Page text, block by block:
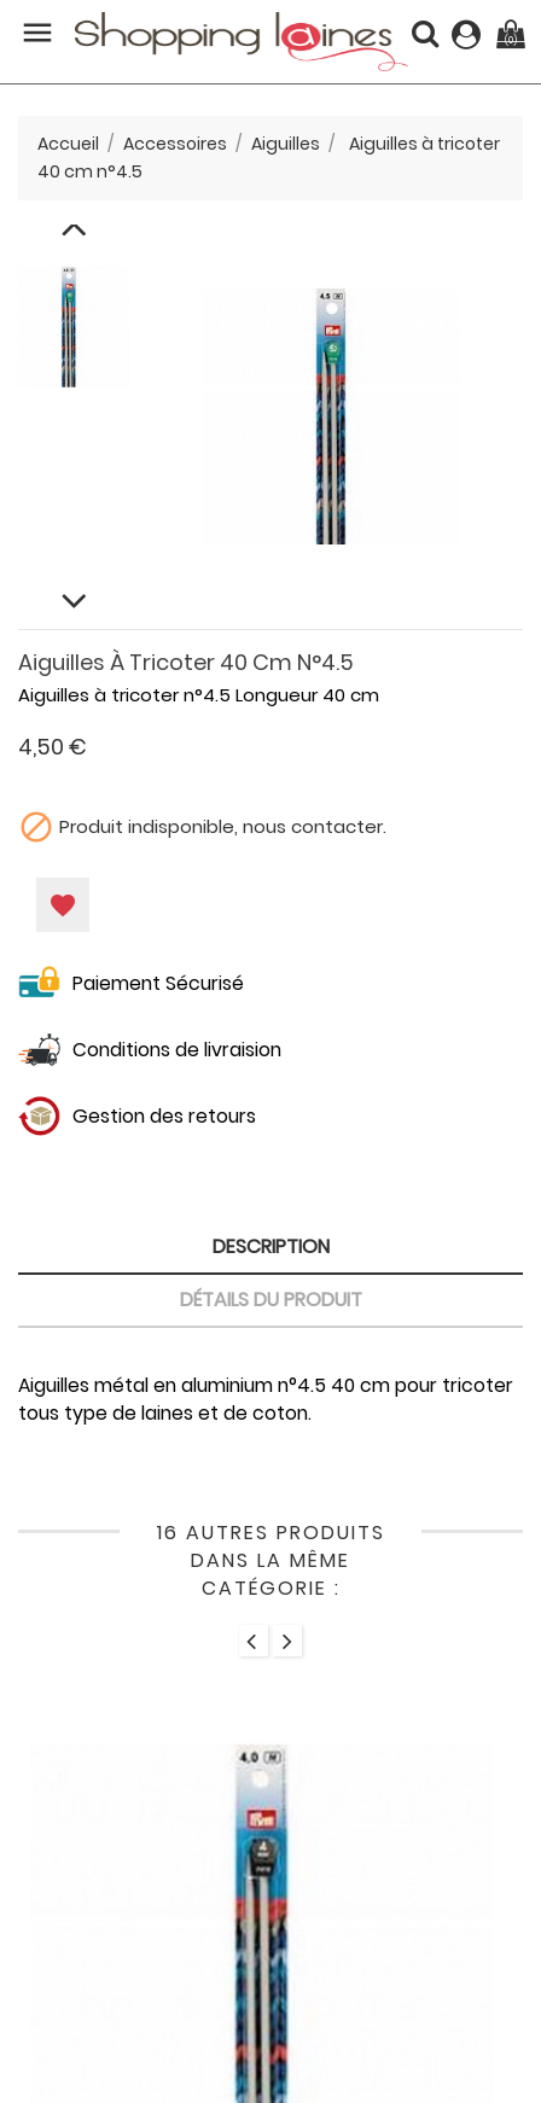
 (0)
Accueil Accessoires Aiguilles
Aiguilles à tricoter
40 cm n°4.5
Aiguilles À Tricoter 40 Cm N°4.5
Aiguilles à tricoter n°4.5 Longueur 40 cm
4,50 €
 Produit indisponible, nous contacter.
favorite
Paiement Sécurisé
Conditions de livraision
Gestion des retours
DESCRIPTION
DÉTAILS DU PRODUIT
Aiguilles métal en aluminium n°4.5 40 cm pour tricoter
tous type de laines et de coton.
16 AUTRES PRODUITS
DANS LA MÊME
CATÉGORIE :